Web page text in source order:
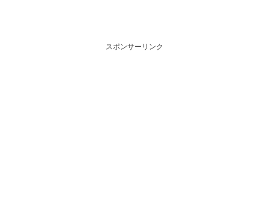
スポンサーリンク